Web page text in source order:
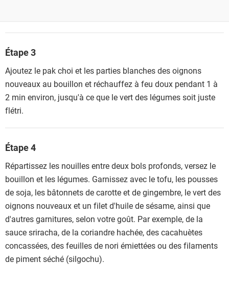
Étape 3
Ajoutez le pak choi et les parties blanches des oignons
nouveaux au bouillon et réchauffez à feu doux pendant 1 à
2 min environ, jusqu'à ce que le vert des légumes soit juste
flétri.
Étape 4
Répartissez les nouilles entre deux bols profonds, versez le
bouillon et les légumes. Garnissez avec le tofu, les pousses
de soja, les bâtonnets de carotte et de gingembre, le vert des
oignons nouveaux et un filet d'huile de sésame, ainsi que
d'autres garnitures, selon votre goût. Par exemple, de la
sauce sriracha, de la coriandre hachée, des cacahuètes
concassées, des feuilles de nori émiettées ou des filaments
de piment séché (silgochu).